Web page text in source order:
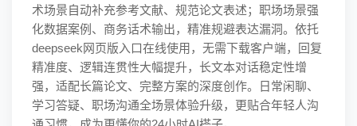
术场景自动补充参考文献、规范论文表述；职场场景强
化数据案例、商务话术输出，精准规避表达漏洞。依托
deepseek网页版入口在线使用，无需下载客户端，回复
精准度、逻辑连贯性大幅提升，长文本对话稳定性增
强，适配长篇论文、完整方案的深度创作。日常闲聊、
学习答疑、职场沟通全场景体验升级，更贴合年轻人沟